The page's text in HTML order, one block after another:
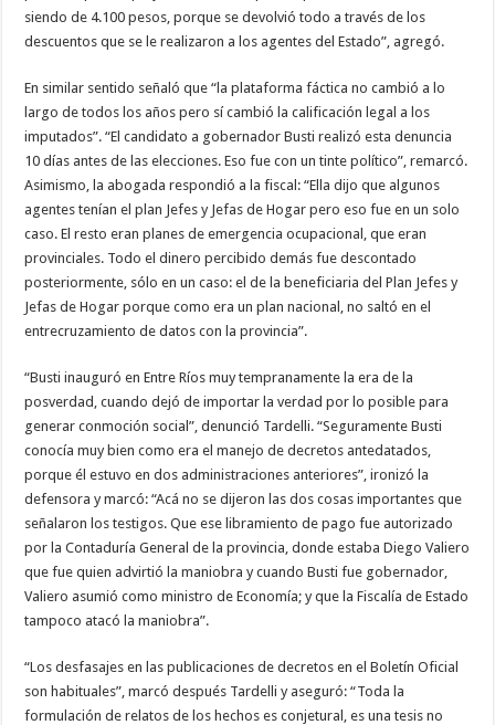
siendo de 4.100 pesos, porque se devolvió todo a través de los
descuentos que se le realizaron a los agentes del Estado”, agregó.
En similar sentido señaló que “la plataforma fáctica no cambió a lo
largo de todos los años pero sí cambió la calificación legal a los
imputados”. “El candidato a gobernador Busti realizó esta denuncia
10 días antes de las elecciones. Eso fue con un tinte político”, remarcó.
Asimismo, la abogada respondió a la fiscal: “Ella dijo que algunos
agentes tenían el plan Jefes y Jefas de Hogar pero eso fue en un solo
caso. El resto eran planes de emergencia ocupacional, que eran
provinciales. Todo el dinero percibido demás fue descontado
posteriormente, sólo en un caso: el de la beneficiaria del Plan Jefes y
Jefas de Hogar porque como era un plan nacional, no saltó en el
entrecruzamiento de datos con la provincia”.
“Busti inauguró en Entre Ríos muy tempranamente la era de la
posverdad, cuando dejó de importar la verdad por lo posible para
generar conmoción social”, denunció Tardelli. “Seguramente Busti
conocía muy bien como era el manejo de decretos antedatados,
porque él estuvo en dos administraciones anteriores”, ironizó la
defensora y marcó: “Acá no se dijeron las dos cosas importantes que
señalaron los testigos. Que ese libramiento de pago fue autorizado
por la Contaduría General de la provincia, donde estaba Diego Valiero
que fue quien advirtió la maniobra y cuando Busti fue gobernador,
Valiero asumió como ministro de Economía; y que la Fiscalía de Estado
tampoco atacó la maniobra”.
“Los desfasajes en las publicaciones de decretos en el Boletín Oficial
son habituales”, marcó después Tardelli y aseguró: “Toda la
formulación de relatos de los hechos es conjetural, es una tesis no